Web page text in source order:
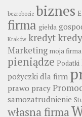
bezrobocie biznes
firma giełda
Kraków kredyt
Marketing moja firma
pieniądze Podatki
pożyczki dla firm
prawo pracy
samozatrudnienie
własna firma